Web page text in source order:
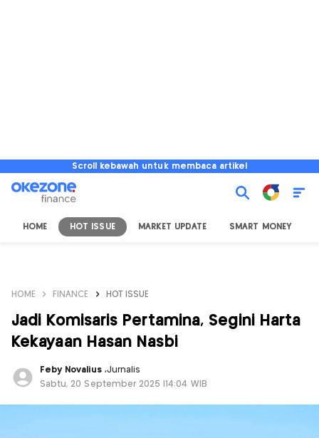
Scroll kebawah untuk membaca artikel
HOME HOT ISSUE MARKET UPDATE SMART MONEY
HOME FINANCE HOT ISSUE
Jadi Komisaris Pertamina, Segini Harta
Kekayaan Hasan Nasbi
Feby Novalius ,Jurnalis
Sabtu, 20 September 2025 |14:04 WIB